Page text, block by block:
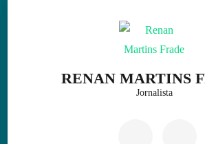
RENAN MARTINS
Jornalista